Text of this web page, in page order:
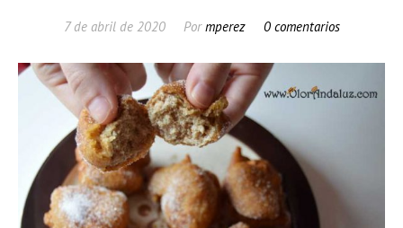
7 de abril de 2020 Pormperez 0 comentarios